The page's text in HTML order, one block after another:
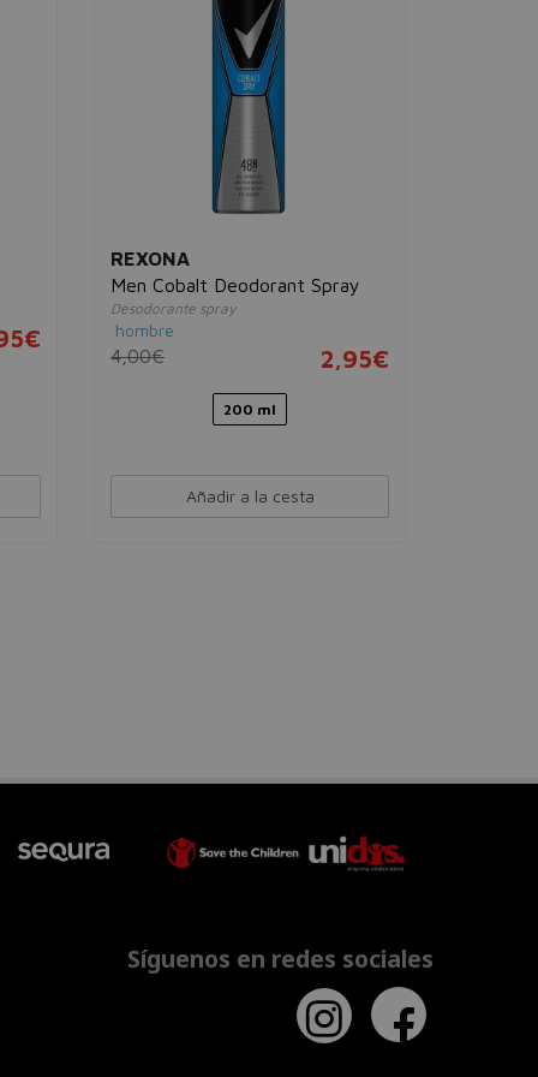
REXONA
Men Cobalt Deodorant Spray
Desodorante spray
hombre
4,00€ 2,95€
200 ml
Añadir a la cesta
Síguenos en redes sociales